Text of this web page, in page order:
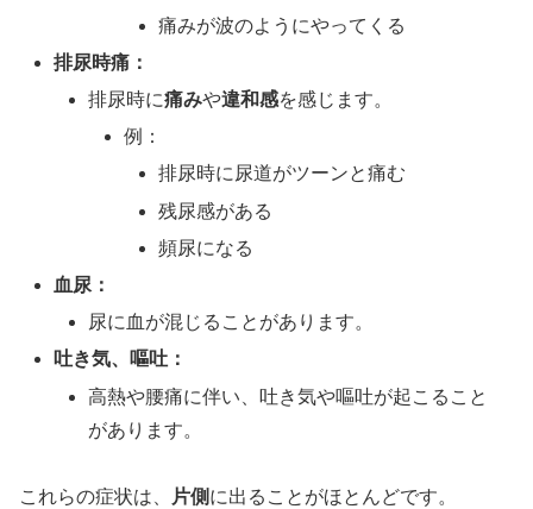
痛みが波のようにやってくる
排尿時痛：
排尿時に痛みや違和感を感じます。
例：
排尿時に尿道がツーンと痛む
残尿感がある
頻尿になる
血尿：
尿に血が混じることがあります。
吐き気、嘔吐：
高熱や腰痛に伴い、吐き気や嘔吐が起こること
があります。
これらの症状は、 片側 に出ることがほとんどです。